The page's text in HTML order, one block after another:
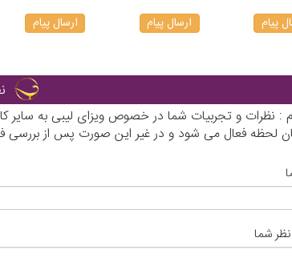
پیام ارسال پیام ارسال پیام
: نظرات و تجربیات شما در خصوص ویزای لیبی به
لحظه فعال می شود و در غیر این صورت پس از
شما